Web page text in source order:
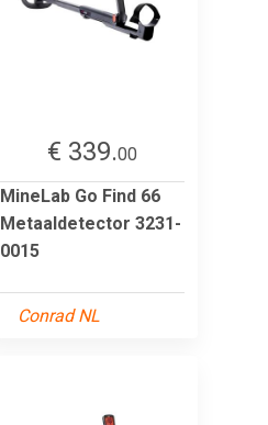
€ 339.00
MineLab Go Find 66
Metaaldetector 3231-
0015
Conrad NL